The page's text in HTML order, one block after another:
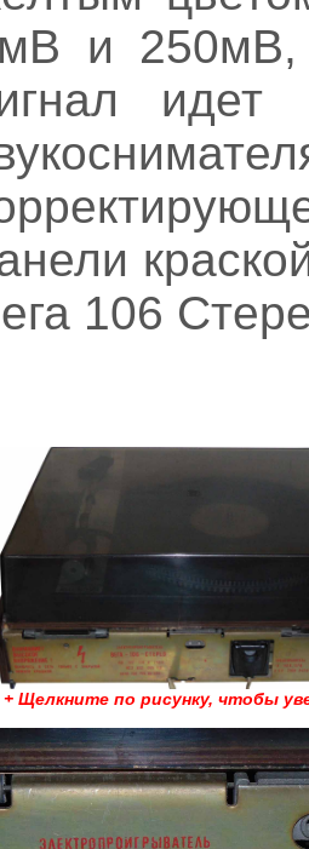
и 250мВ,
идет
106
+ Щелкните по рисунку, чтобы